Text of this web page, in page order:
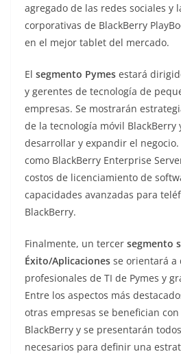
agregado de las redes sociales y
corporativas de BlackBerry
en el mejor tablet del mercado.
El segmento Pymes estará
y gerentes de tecnología de
empresas. Se mostrarán
de la tecnología móvil BlackBerry
desarrollar y expandir el
como BlackBerry Enterprise
costos de licenciamiento de
capacidades avanzadas para
BlackBerry.
Finalmente, un tercer segmento
Éxito/Aplicaciones se orientará a
profesionales de TI de Pymes y
Entre los aspectos más
otras empresas se benefician
BlackBerry y se presentarán
necesarios para definir una